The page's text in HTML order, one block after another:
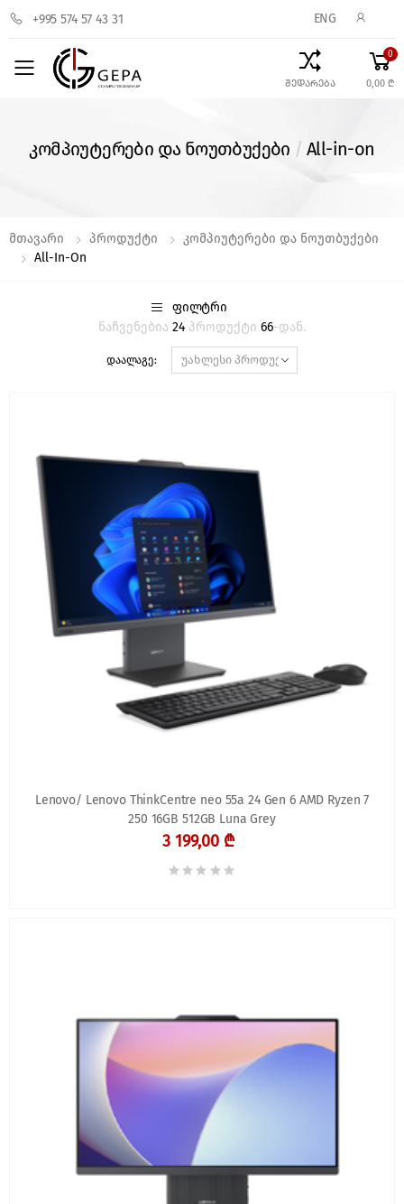
+995 574 57 43 31 ENG
Toggle mobile menu შედარება
0
0,00 ₾
კომპიუტერები და ნოუთბუქები / All-in-on
Მთავარი Პროდუქტი
Კომპიუტერები Და Ნოუთბუქები
All-In-On
ᲤᲘᲚᲢᲠᲘ
ნაჩვენებია 24 პროდუქტი 66-დან.
დაალაგე:
Lenovo/ Lenovo ThinkCentre neo 55a 24 Gen 6 AMD Ryzen 7
250 16GB 512GB Luna Grey
3 199,00 ₾